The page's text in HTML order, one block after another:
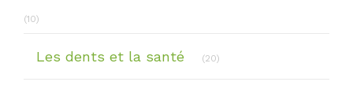
(10)
Les dents et la santé (20)